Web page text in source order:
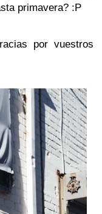
primavera? :P
por vuestros